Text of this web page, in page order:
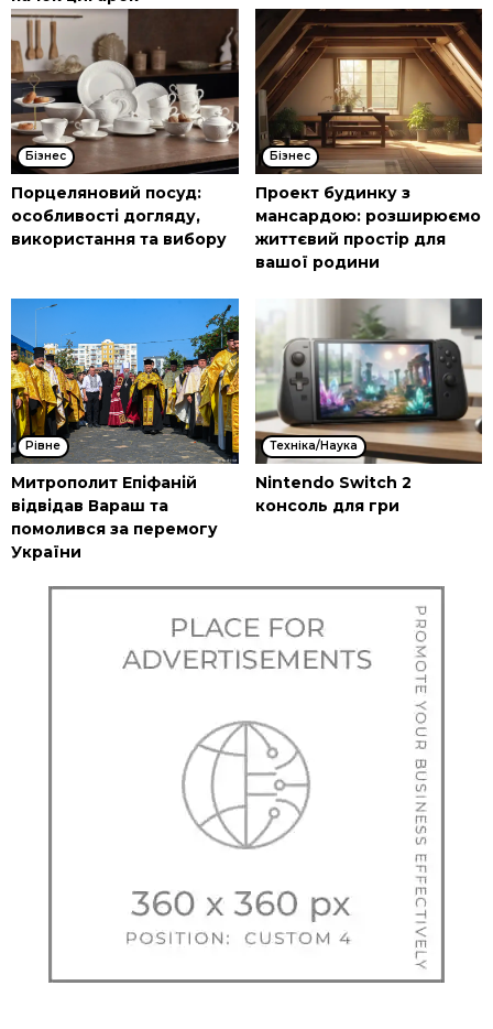
Бізнес
Порцеляновий посуд:
особливості догляду,
використання та вибору
Бізнес
Проект будинку з
мансардою: розширюємо
життєвий простір для
вашої родини
Рівне
Митрополит Епіфаній
відвідав Вараш та
помолився за перемогу
України
Техніка/Наука
Nintendo Switch 2
консоль для гри